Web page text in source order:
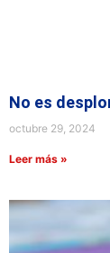
No es
octubre 29, 2024
Leer más »